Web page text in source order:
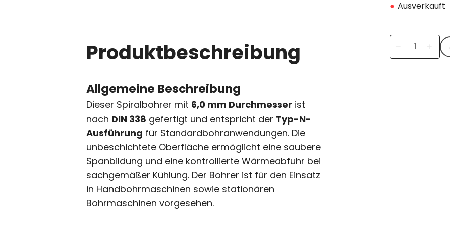
Allgemeine Beschreibung
Dieser Spiralbohrer mit 6,0 mm Durchmesser ist
nach DIN 338 gefertigt und entspricht der Typ-N-
Ausführung für Standardbohranwendungen. Die
unbeschichtete Oberfläche ermöglicht eine saubere
Spanbildung und eine kontrollierte Wärmeabfuhr bei
sachgemäßer Kühlung. Der Bohrer ist für den Einsatz
in Handbohrmaschinen sowie stationären
Bohrmaschinen vorgesehen.
Produktbeschreibung
● Ausverkauft